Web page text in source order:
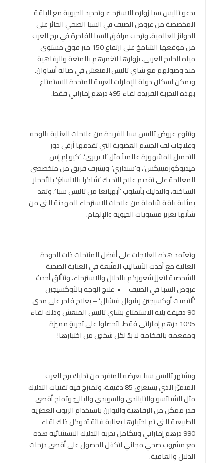
يدعو تاليس سبا زواره للاسترخاء وتجديد الحيوية مع الباقة
المخصصة من عروض الصيف في السبا الصحي الحائز على
الجوائز العالمية. وترحب مرافق السبا الفاخرة في برج العرب
من موقعها الشامخ على ارتفاع 150 متر فوق مستوى
مياه الخليج العربي، بزوارها لتغمرهم بالمتعة والرفاهية
منذ وصولهم مع شاي تاليس المنعش في صالة أساوان.
ويمكن لسكان دولة الإمارات العربية المتحدة الاستمتاع
بهذه التجربة الفريدة لقاء 495 درهم إماراتي فقط.
وتتنوع عروض تاليس سبا الفريدة من علاجات العناية بالوجه
وعلاجات لف الجسم العضوية التي تقدمها أرقى دور
التجميل المشهورة عالمياً مثل ’لا بريري‘، ’كيو إم إس
ميديوكوزميتيكس‘، و’سنداري‘. ويشرف فريق من متخصصي
المعالجة على تقديم علاج التدليك ’شاكرا بالانسنغ‘ بالأحجار
الساخنة، والتدليك بأسلوب ’أبهيانغا من تاليس سبا‘؛ وتعد
بمثابة باقة شاملة من علاجات الاسترخاء المهدئة التي من
شأنها تعزيز مستويات الحيوية والإلهام.
وتعتمد هذه العلاجات على أفضل المنتجات ذات الجودة
العالية مع أحدث الأساليب المتّبعة في العناية الصحية
الشخصية لتعزز شعوركم بالدلال والاسترخاء. وتتألق أحدث
عروض السبا في الصيف – • علاج الوجه بالأوكسيجين
’ألتيميت أوكسيجين رينيوال فيشال‘ – بعلاج فاخر على مدى
90 دقيقة يليه الاستمتاع بشاي تاليس المنعش وذلك لقاء
1095 درهم إماراتي فقط، لتحصلوا على تجربةٍ مميزة
ومفعمة بالفخامة لا بدّ لكل شخصٍ من اختبارها!
ويشتهر تاليس سبا بعرضه المتفرد من تدليك برج العرب
المتميّز الذي يستغرق 85 دقيقة، وتمتزج فيه تقنيات التدليك
مثل الشياتسو والتايلندي والسويدي والباليّ وتمنح أقصى
قدر ممكن من الرفاهية والتوازن باستخدام الزيوت العطرية
الطبيعية التي تم اختيارها بعناية فائقة؛ وكل ذلك لقاء
990 درهم إماراتي وتتكامل تجربة التدليك الاستثنائية هذه
مع مشروب صحي مجاني لتكفل الحصول على أقصى درجات
الدلال والعافية.